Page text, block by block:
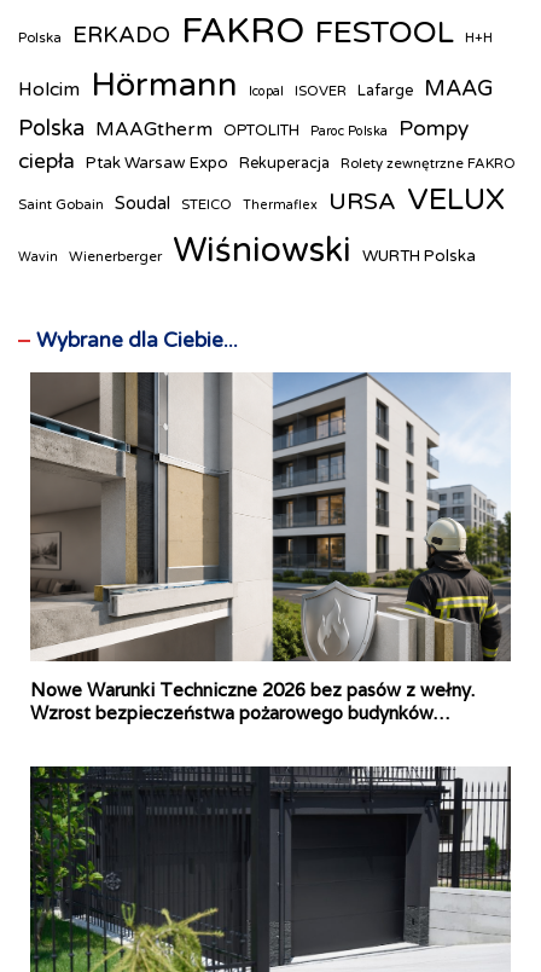
Polska ERKADO FAKRO FESTOOL H+H
Holcim Hörmann Icopal ISOVER Lafarge
MAAG
Polska MAAGtherm OPTOLITH Paroc Polska
Pompy
ciepła
Ptak Warsaw Expo Rekuperacja Rolety zewnętrzne FAKRO
Saint Gobain Soudal STEICO Thermaflex URSA VELUX
Wavin Wienerberger Wiśniowski WURTH Polska
Wybrane dla Ciebie...
Nowe Warunki Techniczne 2026 bez pasów z wełny.
Wzrost bezpieczeństwa pożarowego budynków